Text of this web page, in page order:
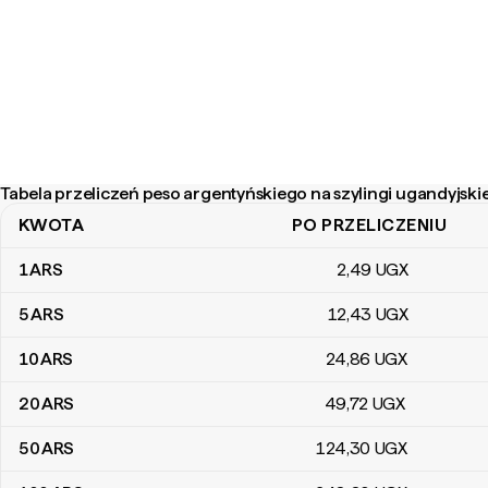
Tabela przeliczeń peso argentyńskiego na szylingi
Tabela przeliczeń peso argentyńskiego na szylingi ugandyjskie
KWOTA PO PRZELICZENIU
1ARS 2,49 UGX
5ARS 12,43 UGX
10ARS 24,86 UGX
20ARS 49,72 UGX
50ARS 124,30 UGX